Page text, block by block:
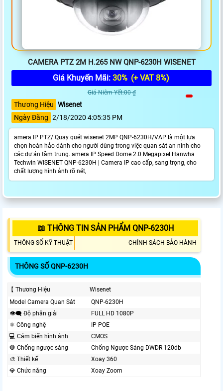
CAMERA PTZ 2M H.265 NW QNP-6230H WISENET
Giá Khuyến Mãi: 30% (+ VAT 8%)
Giá Niêm Yết:00 ₫
Thương Hiệu Wisenet
Ngày Đăng 2/18/2020 4:05:35 PM
amera IP PTZ/ Quay quét wisenet 2MP QNP-6230H/VAP là một lựa
chọn hoàn hảo dành cho người dùng trong việc quan sát an ninh cho
các dự án tầm trung. amera IP Speed Dome 2.0 Megapixel Hanwha
Techwin WISENET QNP-6230H | Camera IP cao cấp, sang trọng, cho
chất lượng hình ảnh rõ nét,
📖 THÔNG TIN SẢN PHẨM QNP-6230H
THÔNG SỐ KỸ THUẬT CHÍNH SÁCH BẢO HÀNH
THÔNG SỐ QNP-6230H
【 Thương Hiệu
Wisenet
Model Camera Quan Sát
QNP-6230H
👁️‍🗨 Độ phân giải
FULL HD 1080P
⚛️ Công nghệ
IP POE
💻 Cảm biến hình ảnh
CMOS
🛑 Chống ngược sáng
Chống Ngược Sáng DWDR 120db
🎨 Thiết kế
Xoay 360
💎 Chức năng
Xoay Zoom